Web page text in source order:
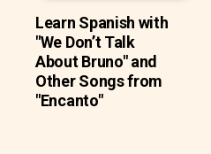
Learn Spanish with
"We Don’t Talk
About Bruno" and
Other Songs from
"Encanto"